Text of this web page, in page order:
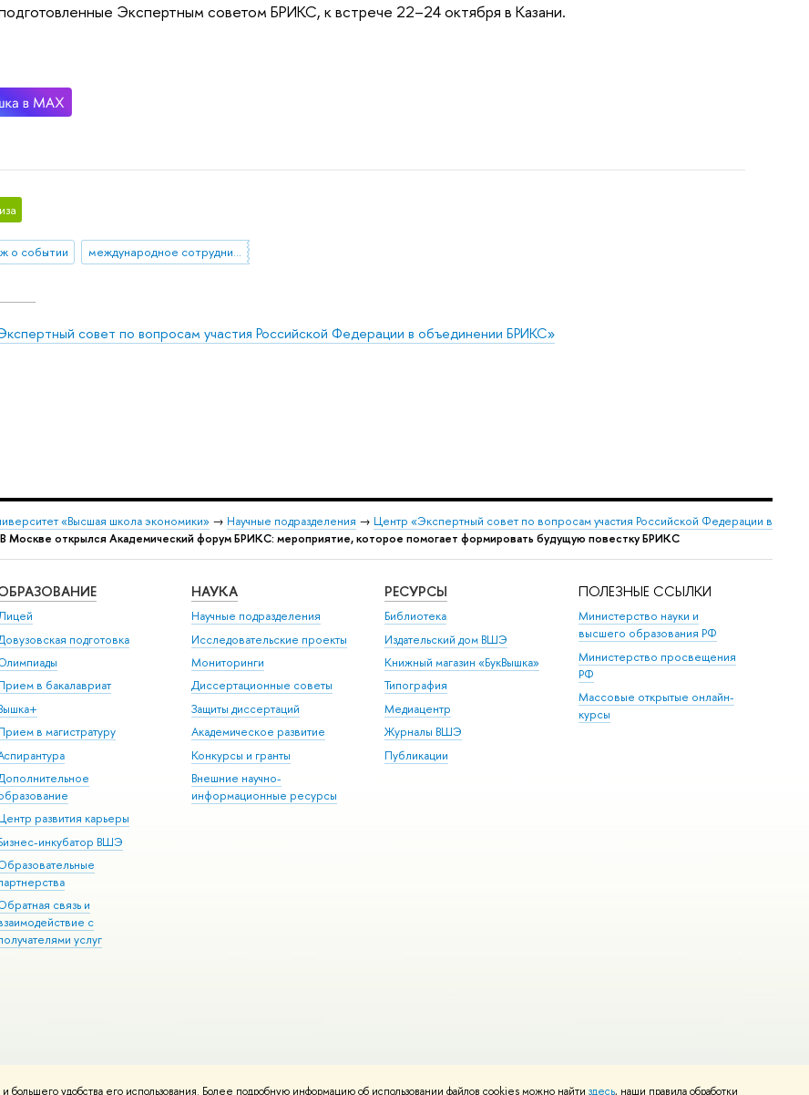
удобства его использования. Более подробную информацию об использовании файлов cookies можно найти здесь, наши правила обработки
Экспертным советом БРИКС, к встрече 22–24 октября в Казани.
о событии международное сотрудничество
совет по вопросам участия Российской Федерации в объединении БРИКС»
«Высшая школа экономики» → Научные подразделения → Центр «Экспертный совет по вопросам участия Российской Федерации в
В Москве открылся Академический форум БРИКС: мероприятие, которое помогает формировать будущую повестку БРИКС
подготовка
в бакалавриат
в магистратуру
развития карьеры
инкубатор ВШЭ
связь и
с
услуг
НАУКА
Научные подразделения
Исследовательские проекты
Мониторинги
Диссертационные советы
Защиты диссертаций
Академическое развитие
Конкурсы и гранты
Внешние научно-
информационные ресурсы
РЕСУРСЫ
Библиотека
Издательский дом ВШЭ
Книжный магазин «БукВышка»
Типография
Медиацентр
Журналы ВШЭ
Публикации
ПОЛЕЗНЫЕ ССЫЛКИ
Министерство науки и
высшего образования РФ
Министерство просвещения
РФ
Массовые открытые онлайн-
курсы